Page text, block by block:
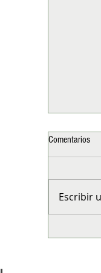
Comentarios
Escribir